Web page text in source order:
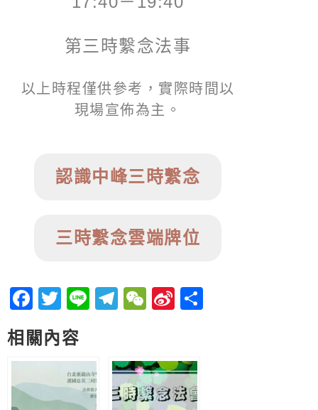
第三時繫念法事
以上時程僅供參考，實際時間以
現場宣佈為主。
認識中峰三時繫念
三時繫念雲端牌位
Facebook
Twitter
LineTelegram
WeChat
Sina
相關內容